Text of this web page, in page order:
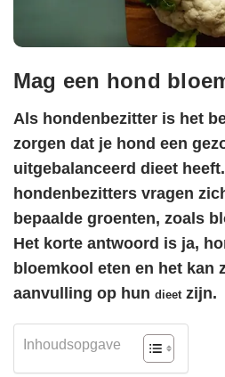
Mag een hond
Als hondenbezitter is het
zorgen dat je hond een
uitgebalanceerd dieet heeft.
hondenbezitters vragen
bepaalde groenten, zoals
Het korte antwoord is ja,
bloemkool eten en het kan
aanvulling op hun dieetzijn.
Inhoudsopgave